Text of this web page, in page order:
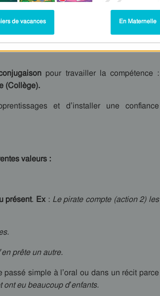
pour travailler la compétence :
(Collège).
et d’installer une confiance
valeurs :
présent. Ex : Le pirate compte (action 2) les
prête un autre.
passé simple à l’oral ou dans un récit parce
ont eu beaucoup d’enfants.
de vacances En Maternelle